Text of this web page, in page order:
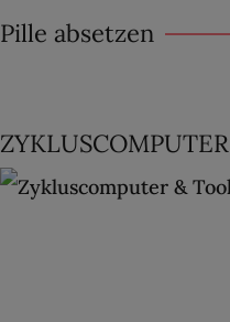
Pille absetzen
ZYKLUSCOMPUTER